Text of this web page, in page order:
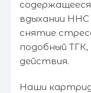
вдыхании
снятие
подобный
действия.
Наши